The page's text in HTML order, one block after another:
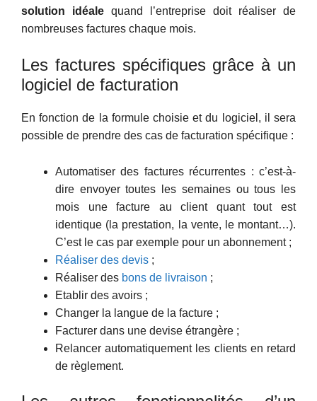
solution idéale quand l’entreprise doit réaliser de
nombreuses factures chaque mois.
Les factures spécifiques grâce à un
logiciel de facturation
En fonction de la formule choisie et du logiciel, il sera
possible de prendre des cas de facturation spécifique :
Automatiser des factures récurrentes : c’est-à-
dire envoyer toutes les semaines ou tous les
mois une facture au client quant tout est
identique (la prestation, la vente, le montant…).
C’est le cas par exemple pour un abonnement ;
Réaliser des devis ;
Réaliser des bons de livraison ;
Etablir des avoirs ;
Changer la langue de la facture ;
Facturer dans une devise étrangère ;
Relancer automatiquement les clients en retard
de règlement.